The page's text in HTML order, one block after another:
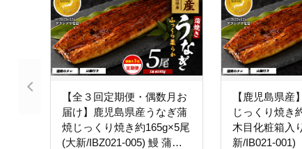
【全３回定期便・偶数月お
届け】鹿児島県産うなぎ蒲
焼じっくり焼き約165g×5尾
(大新/IBZ021-005) 鰻 蒲焼
【鹿児島県産
じっくり焼き
木目化粧箱入
新/IB021-001)